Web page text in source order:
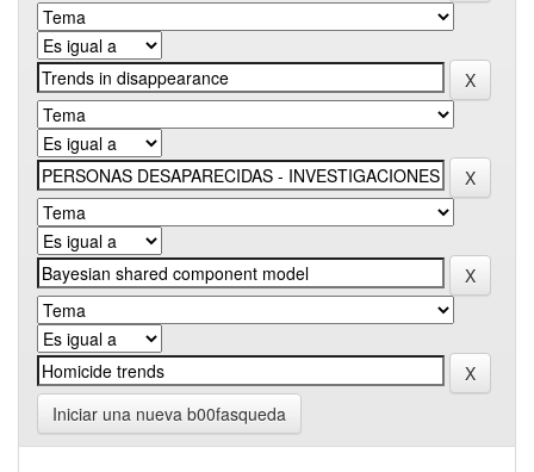
Iniciar una nueva b00fasqueda